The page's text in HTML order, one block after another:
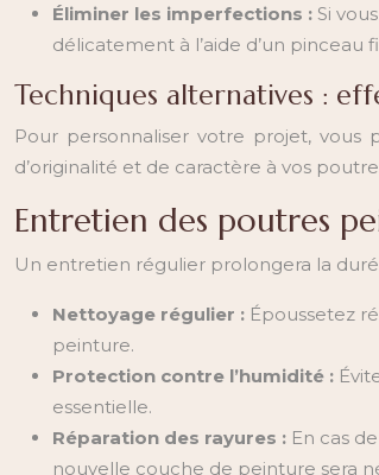
Éliminer les imperfections : Si
délicatement à l’aide d’un pinceau
Techniques alternatives :
Pour personnaliser votre projet, vous
d’originalité et de caractère à vos
Entretien des poutres
Un entretien régulier prolongera la
Nettoyage régulier : Époussetez
peinture.
Protection contre l’humidité :
essentielle.
Réparation des rayures : En cas
nouvelle couche de peinture sera